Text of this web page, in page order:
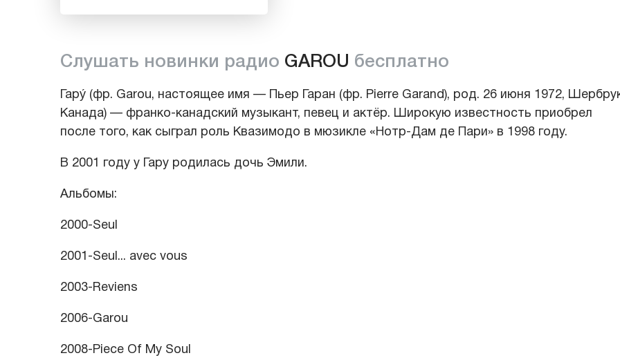
Слушать новинки радио GAROU бесплатно
Гару́ (фр. Garou, настоящее имя — Пьер Гаран (фр. Pierre Garand), род. 26 июня 1972,
Канада) — франко-канадский музыкант, певец и актёр. Широкую известность приобрел
после того, как сыграл роль Квазимодо в мюзикле «Нотр-Дам де Пари» в 1998 году.
В 2001 году у Гару родилась дочь Эмили.
Альбомы:
2000-Seul
2001-Seul... avec vous
2003-Reviens
2006-Garou
2008-Piece Of My Soul